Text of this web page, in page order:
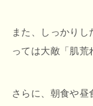
また、しっかりし
っては大敵「肌荒
さらに、朝食や昼